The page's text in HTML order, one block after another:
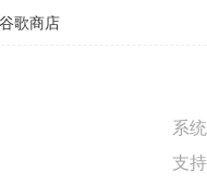
歌商店
系
支